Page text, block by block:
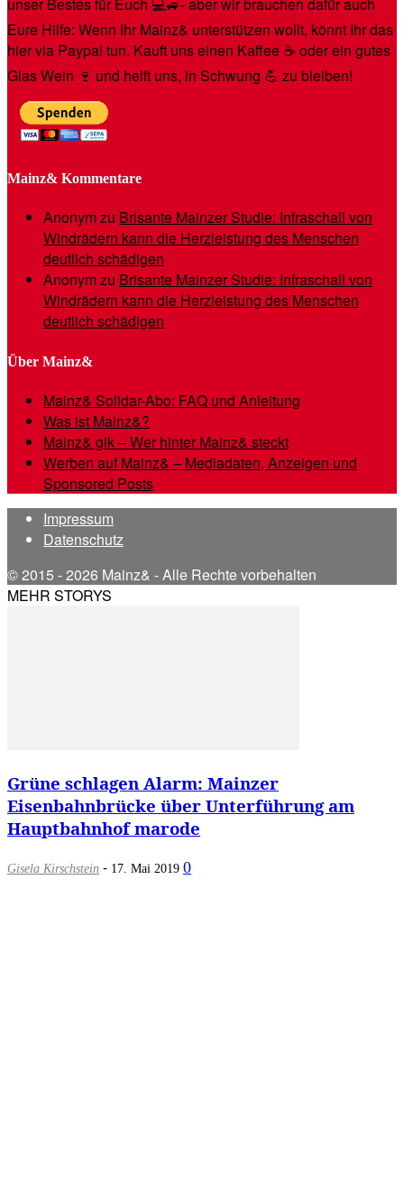
unser Bestes für Euch 💻🚙- aber wir brauchen dafür auch
Eure Hilfe: Wenn Ihr Mainz& unterstützen wollt, könnt Ihr das
hier via Paypal tun. Kauft uns einen Kaffee ☕️ oder ein gutes
Glas Wein 🍷 und helft uns, in Schwung 💪 zu bleiben!
Mainz& Kommentare
Anonymzu Brisante Mainzer Studie: Infraschall von
Windrädern kann die Herzleistung des Menschen
deutlich schädigen
Anonymzu Brisante Mainzer Studie: Infraschall von
Windrädern kann die Herzleistung des Menschen
deutlich schädigen
Über Mainz&
Mainz& Solidar-Abo: FAQ und Anleitung
Was ist Mainz&?
Mainz& gik – Wer hinter Mainz& steckt
Werben auf Mainz& – Mediadaten, Anzeigen und
Sponsored Posts
Impressum
Datenschutz
© 2015 - 2026 Mainz& - Alle Rechte vorbehalten
MEHR STORYS
Grüne schlagen Alarm: Mainzer
Eisenbahnbrücke über Unterführung am
Hauptbahnhof marode
Gisela Kirschstein - 17. Mai 2019 0